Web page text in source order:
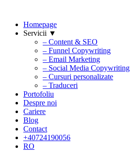
Homepage
Servicii ▼
– Content & SEO
– Funnel Copywriting
– Email Marketing
– Social Media Copywriting
– Cursuri personalizate
– Traduceri
Portofoliu
Despre noi
Cariere
Blog
Contact
+40724190056
RO